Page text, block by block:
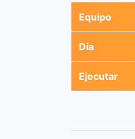
Equipo
Día
Ejecutar